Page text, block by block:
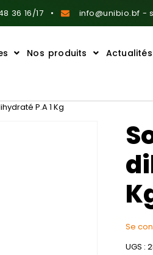
36 16/17 info@unibio.bf -
Nos produits Actualités
P.A 1 Kg
Se
UGS :